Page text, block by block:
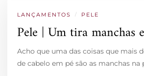
LANÇAMENTOS / PELE
Pele | Um tira manchas
Acho que uma das coisas que mais
de cabelo em pé são as manchas